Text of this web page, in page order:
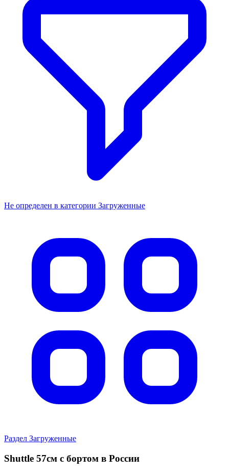
Не определен в категории Загруженные
Раздел Загруженные
Shuttle 57см с бортом в России